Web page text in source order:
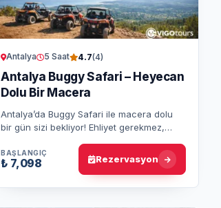
Antalya 5 Saat 4.7(4)
Antalya Buggy Safari – Heyecan
Dolu Bir Macera
Antalya’da Buggy Safari ile macera dolu
bir gün sizi bekliyor! Ehliyet gerekmez,
fırsatı.
BAŞLANGIÇ
₺ 7,098 Rezervasyon